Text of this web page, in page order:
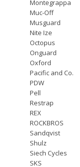
Montegrappa
Muc-Off
Musguard
Nite Ize
Octopus
Onguard
Oxford
Pacific and Co.
PDW
Pell
Restrap
REX
ROCKBROS
Sandqvist
Shulz
Siech Cycles
SKS